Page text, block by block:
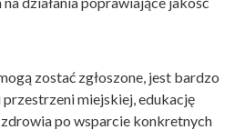
zostać zgłoszone, jest bardzo
miejskiej, edukację
po wsparcie konkretnych